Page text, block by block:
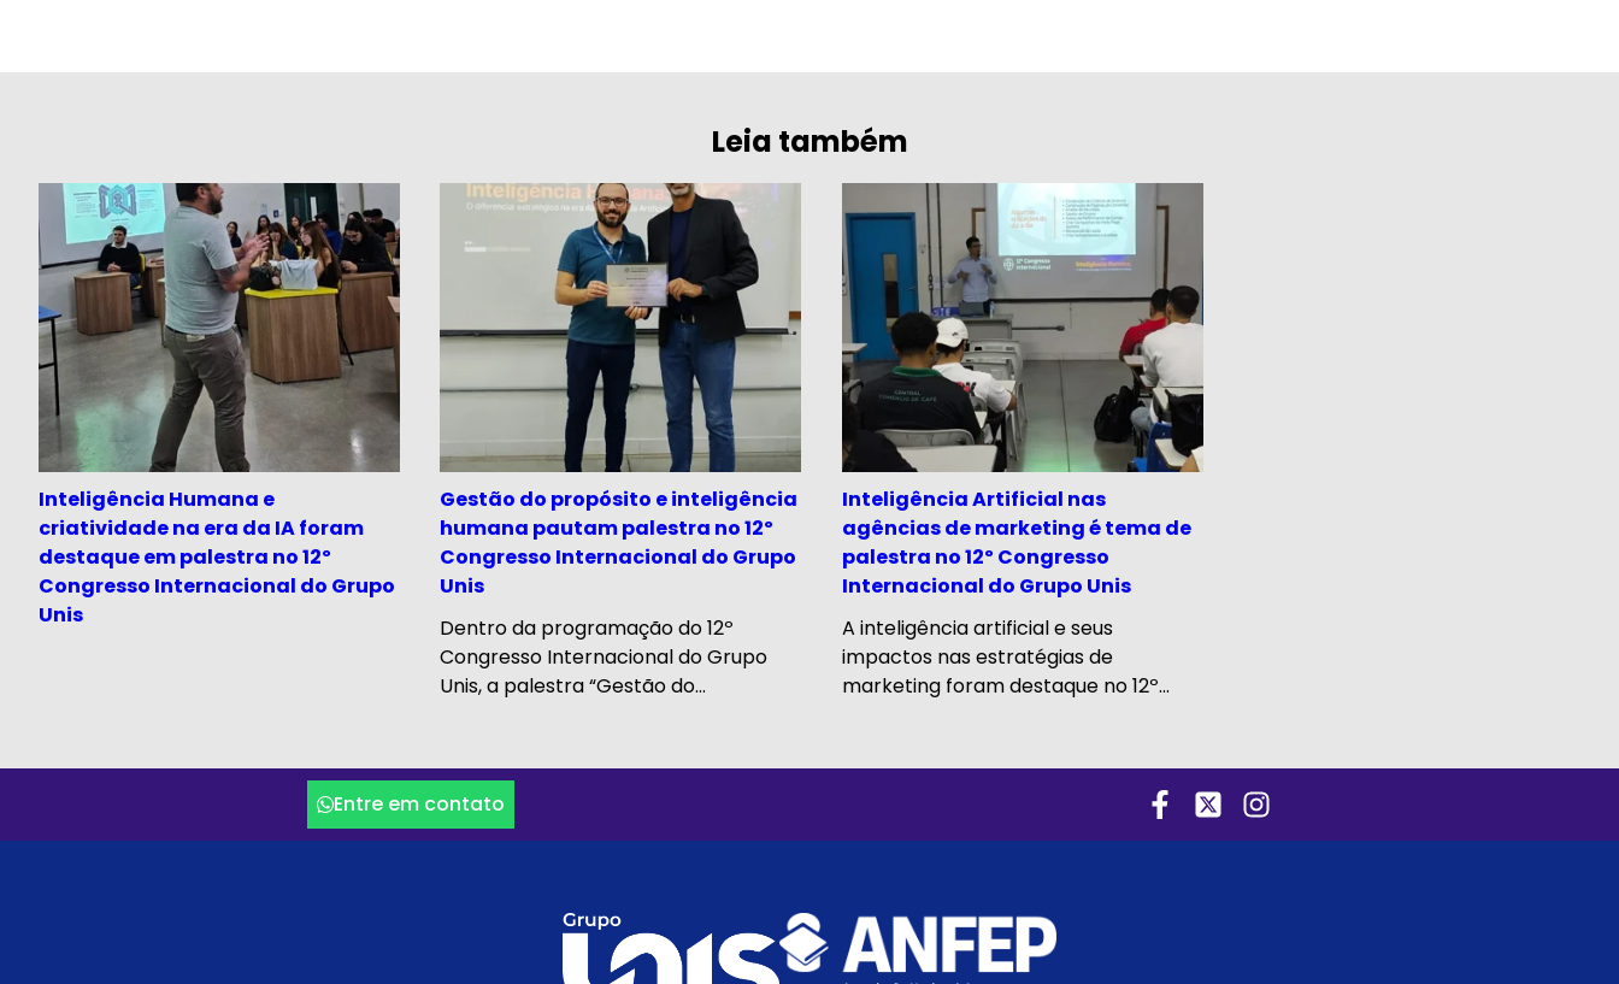
Leia também
Inteligência Humana e
criatividade na era da IA foram
destaque em palestra no 12º
Congresso Internacional do Grupo
Unis
Gestão do propósito e inteligência
humana pautam palestra no 12º
Congresso Internacional do Grupo
Unis
Dentro da programação do 12º
Congresso Internacional do Grupo
Unis, a palestra “Gestão do...
Inteligência Artificial nas
agências de marketing é tema de
palestra no 12º Congresso
Internacional do Grupo Unis
A inteligência artificial e seus
impactos nas estratégias de
marketing foram destaque no 12º...
Entre em contato